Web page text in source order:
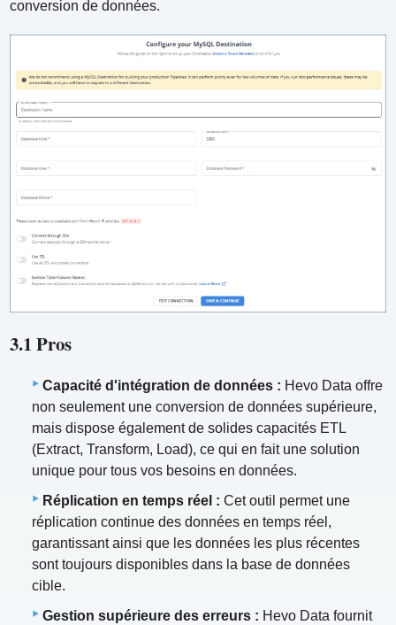
conversion de données.
3.1 Pros
Capacité d'intégration de données : Hevo Data offre
non seulement une conversion de données supérieure,
mais dispose également de solides capacités ETL
(Extract, Transform, Load), ce qui en fait une solution
unique pour tous vos besoins en données.
Réplication en temps réel : Cet outil permet une
réplication continue des données en temps réel,
garantissant ainsi que les données les plus récentes
sont toujours disponibles dans la base de données
cible.
Gestion supérieure des erreurs : Hevo Data fournit